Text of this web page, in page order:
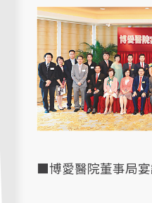
■博愛醫院董事局宴